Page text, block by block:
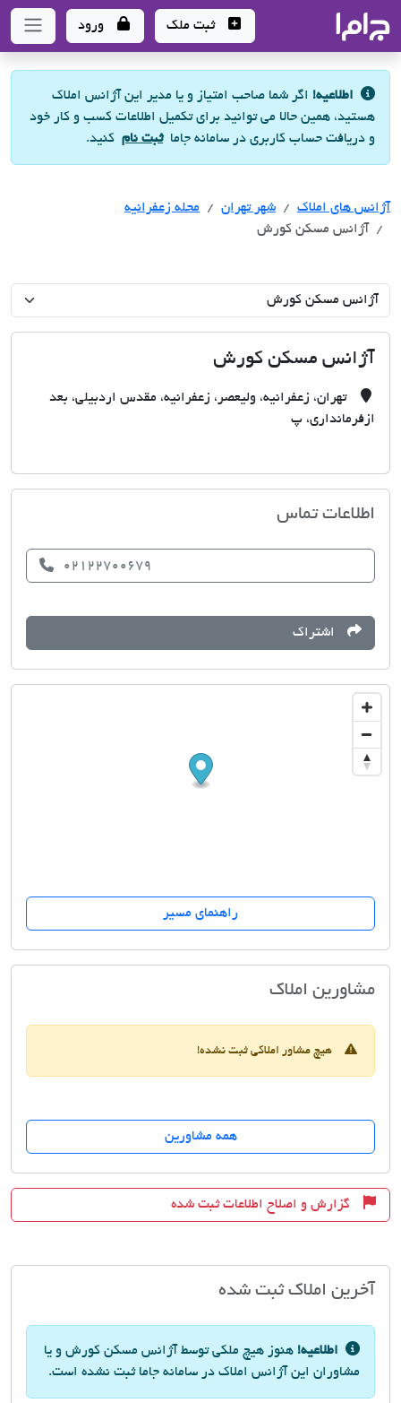
- سامانه جامع املاک و مشاورین املاک
ثبت ملک ورود
اطلاعیه! اگر شما صاحب امتیاز و یا مدیر این آژانس املاک
هستید، همین حالا می توانید برای تکمیل اطلاعات کسب و کار خود
و دریافت حساب کاربری در سامانه جاماثبت نام کنید.
آژانس های املاک آژانس های املاک
شهر تهران آژانس های املاک
محله زعفرانیه
آژانس مسکن کورش
آژانس مسکن کورش
تهران، زعفرانیه، ولیعصر، زعفرانیه، مقدس اردبیلی، بعد
ازفرمانداری، پ
اطلاعات تماس
02122700679
اشتراک
راهنمای مسیر
مشاورین املاکآژانس مسکن کورش
هیچ مشاور املاکی ثبت نشده!
همه مشاورین
گزارش و اصلاح اطلاعات ثبت شده
آخرین املاک ثبت شده
اطلاعیه! هنوز هیچ ملکی توسط آژانس مسکن کورش و یا
مشاوران این آژانس املاک در سامانه جاما ثبت نشده است.